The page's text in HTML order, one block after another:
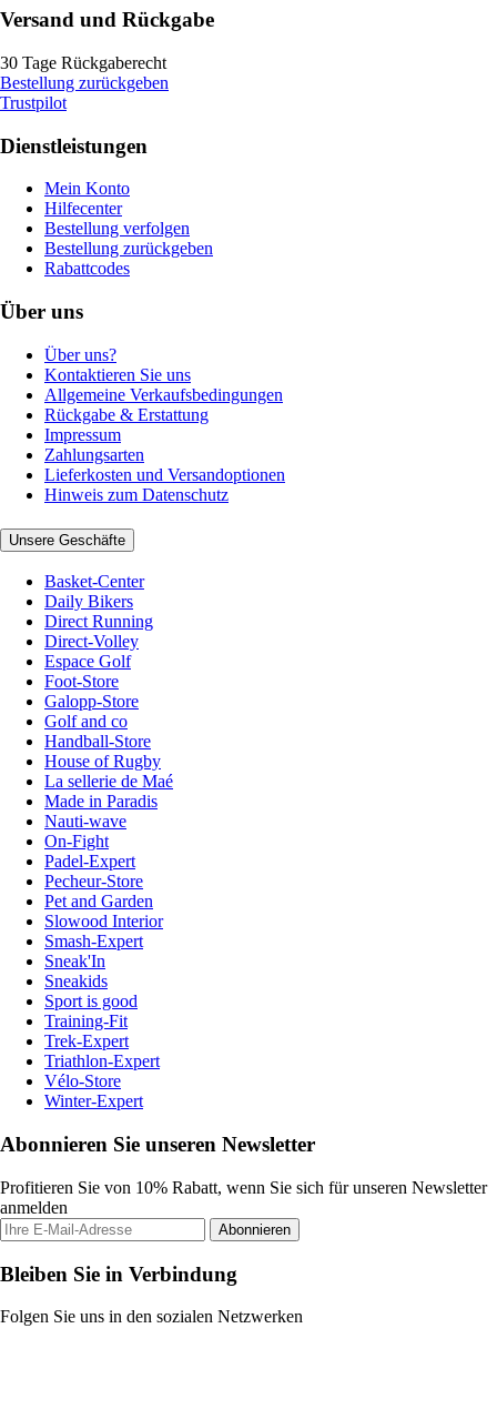
Versand und Rückgabe
30 Tage Rückgaberecht
Bestellung zurückgeben
Trustpilot
Dienstleistungen
Mein Konto
Hilfecenter
Bestellung verfolgen
Bestellung zurückgeben
Rabattcodes
Über uns
Über uns?
Kontaktieren Sie uns
Allgemeine Verkaufsbedingungen
Rückgabe & Erstattung
Impressum
Zahlungsarten
Lieferkosten und Versandoptionen
Hinweis zum Datenschutz
Unsere Geschäfte
Basket-Center
Daily Bikers
Direct Running
Direct-Volley
Espace Golf
Foot-Store
Galopp-Store
Golf and co
Handball-Store
House of Rugby
La sellerie de Maé
Made in Paradis
Nauti-wave
On-Fight
Padel-Expert
Pecheur-Store
Pet and Garden
Slowood Interior
Smash-Expert
Sneak'In
Sneakids
Sport is good
Training-Fit
Trek-Expert
Triathlon-Expert
Vélo-Store
Winter-Expert
Abonnieren Sie unseren Newsletter
Profitieren Sie von 10% Rabatt, wenn Sie sich für unseren Newsletter
anmelden
Abonnieren
Bleiben Sie in Verbindung
Folgen Sie uns in den sozialen Netzwerken